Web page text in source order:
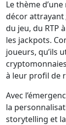
Le thème
décor attrayant
du jeu, du RTP
les jackpots.
joueurs, qu’ils
à leur profil de
Avec
la
storytelling et